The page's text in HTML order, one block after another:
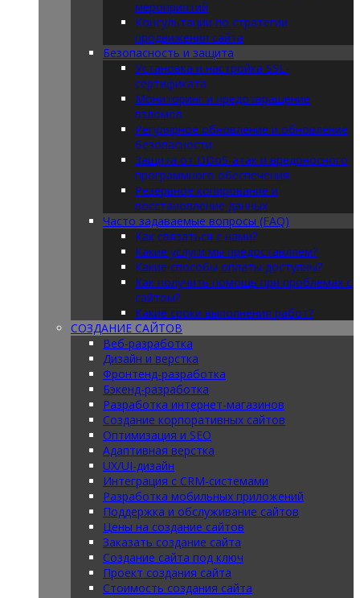
мероприятий
Консультации по стратегии
продвижения сайта
Безопасность и защита
Установка и настройка SSL-
сертификата
Мониторинг и предотвращение
взломов
Регулярное обновление и обновление
безопасности
Защита от DDoS-атак и вредоносного
программного обеспечения
Резервное копирование и
восстановление данных
Часто задаваемые вопросы (FAQ)
Как связаться с нами?
Какие услуги мы предоставляем?
Какие способы оплаты доступны?
Как получить помощь при проблемах с
сайтом?
Какие сроки выполнения работ?
СОЗДАНИЕ САЙТОВ
Веб-разработка
Дизайн и верстка
Фронтенд-разработка
Бэкенд-разработка
Разработка интернет-магазинов
Создание корпоративных сайтов
Оптимизация и SEO
Адаптивная верстка
UX/UI-дизайн
Интеграция с CRM-системами
Разработка мобильных приложений
Поддержка и обслуживание сайтов
Цены на создание сайтов
Заказать создание сайта
Создание сайта под ключ
Проект создания сайта
Стоимость создания сайта